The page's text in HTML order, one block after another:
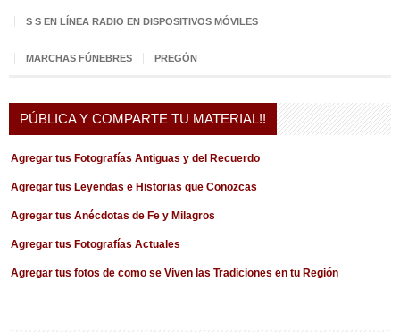
S S EN LÍNEA RADIO EN DISPOSITIVOS MÓVILES
MARCHAS FÚNEBRES PREGÓN
PÚBLICA Y COMPARTE TU MATERIAL!!
Agregar tus Fotografías Antiguas y del Recuerdo
Agregar tus Leyendas e Historias que Conozcas
Agregar tus Anécdotas de Fe y Milagros
Agregar tus Fotografías Actuales
Agregar tus fotos de como se Viven las Tradiciones en tu Región